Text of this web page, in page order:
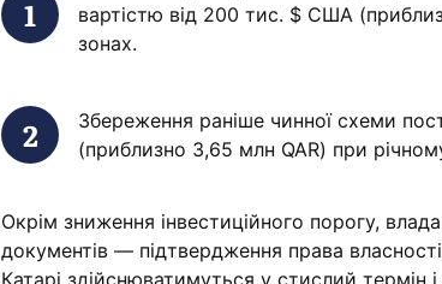
вартістю від 200 тис. $ США
зонах.
Збереження раніше чинної схеми
(приблизно 3,65 млн QAR) при
Окрім зниження інвестиційного порогу,
документів — підтвердження права